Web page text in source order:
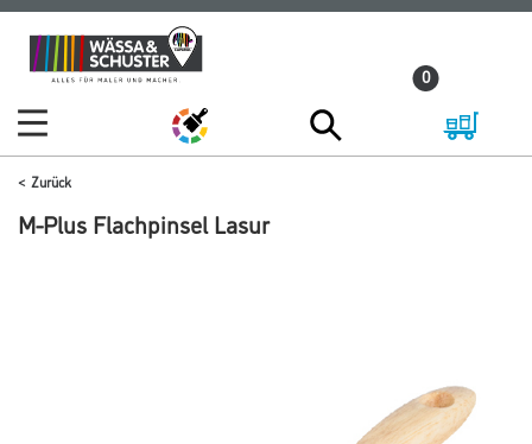
Zum
Inhalt
Zum
Navigationsmenü
0
Zurück
M-Plus Flachpinsel Lasur